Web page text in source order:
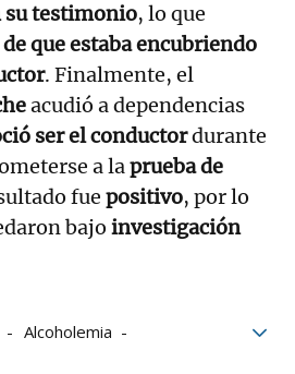
su testimonio, lo que
que estaba encubriendo
. Finalmente, el
acudió a dependencias
ser el conductordurante
a laprueba de
fue positivo, por lo
bajo investigación
Alcoholemia